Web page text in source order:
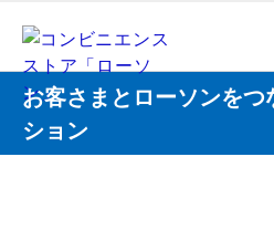
お客さまとローソンを
ション